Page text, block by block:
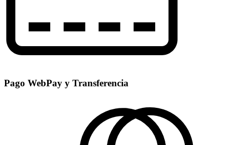
Pago WebPay y Transferencia